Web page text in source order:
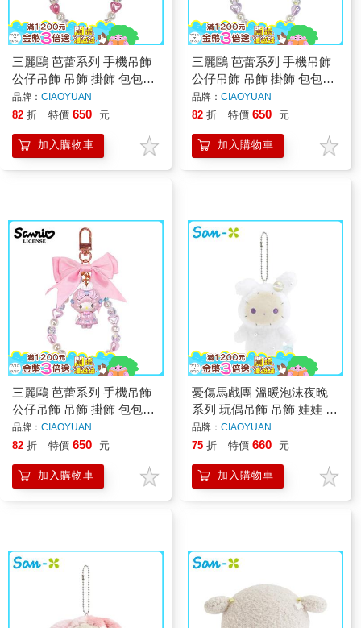
三麗鷗 芭蕾系列 手機吊飾
公仔吊飾 吊飾 掛飾 包包吊
飾 美樂蒂 酷洛米 彼安諾
品牌： CIAOYUAN
82 折 特價 650 元
加入購物車
三麗鷗 芭蕾系列 手機吊飾
公仔吊飾 吊飾 掛飾 包包吊
飾 美樂蒂 酷洛米 彼安諾
品牌： CIAOYUAN
82 折 特價 650 元
加入購物車
三麗鷗 芭蕾系列 手機吊飾
公仔吊飾 吊飾 掛飾 包包吊
飾 美樂蒂 酷洛米 彼安諾
品牌： CIAOYUAN
82 折 特價 650 元
加入購物車
憂傷馬戲團 溫暖泡沫夜晚
系列 玩偶吊飾 吊飾 娃娃 絨
毛玩偶 夏波 波波 波波兔
San-X
品牌： CIAOYUAN
75 折 特價 660 元
加入購物車